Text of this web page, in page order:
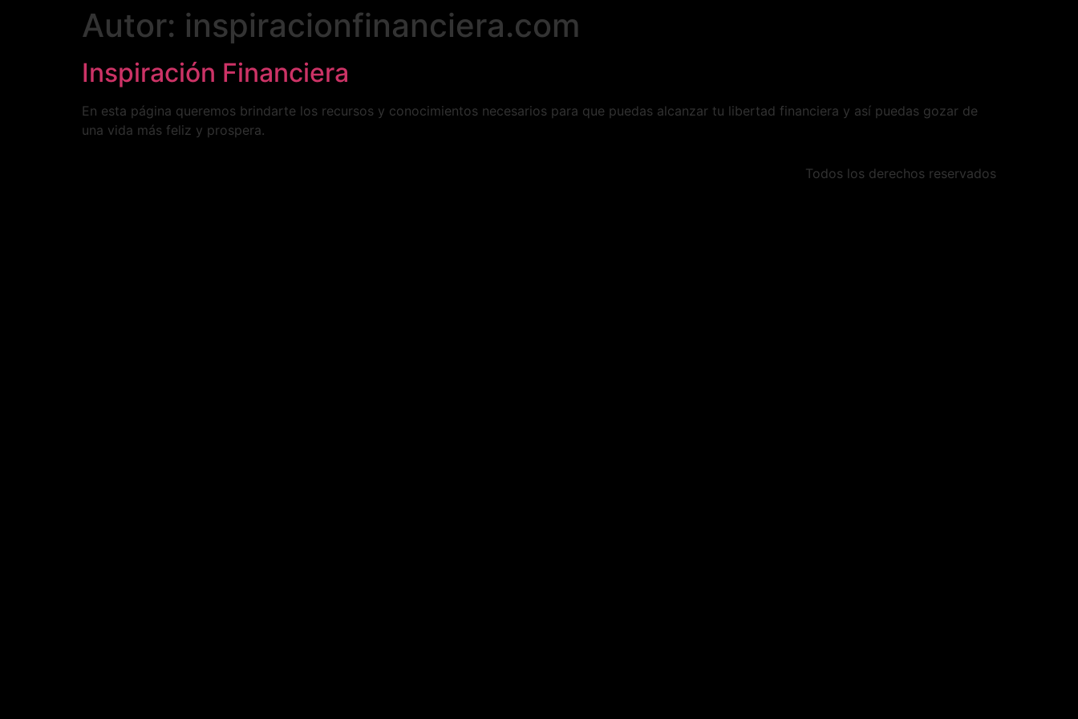
Autor: inspiracionfinanciera.com
Inspiración Financiera
En esta página queremos brindarte los recursos y conocimientos necesarios para que puedas alcanzar tu libertad financiera y así puedas gozar de
una vida más feliz y prospera.
Todos los derechos reservados